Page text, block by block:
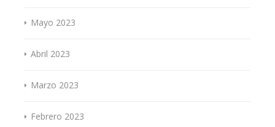
Mayo 2023
Abril 2023
Marzo 2023
Febrero 2023